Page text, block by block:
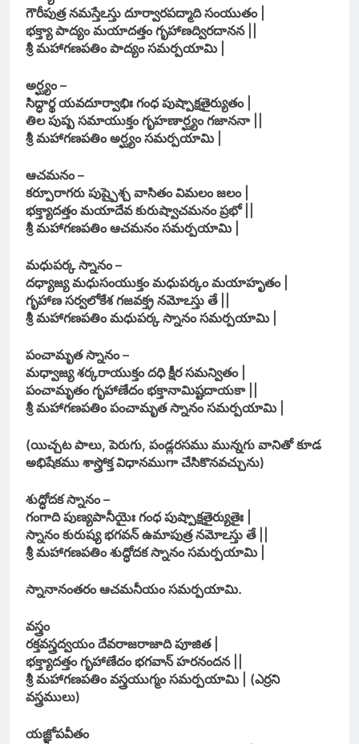
గౌరీపుత్ర నమస్తేఽస్తు దూర్వారపద్మాది సంయుతం |
భక్త్యా పాద్యం మయాదత్తం గృహాణద్విరదానన ||
శ్రీ మహాగణపతిం పాద్యం సమర్పయామి |
అర్ఘ్యం –
సిద్ధార్థ యవదూర్వాభిః గంధ పుష్పాక్షతైర్యుతం |
తిల పుష్ప సమాయుక్తం గృహణార్ఘ్యం గజాననా ||
శ్రీ మహాగణపతిం అర్ఘ్యం సమర్పయామి |
ఆచమనం –
కర్పూరాగరు పుష్పైశ్చ వాసితం విమలం జలం |
భక్త్యాదత్తం మయాదేవ కురుష్వాచమనం ప్రభో ||
శ్రీ మహాగణపతిం ఆచమనం సమర్పయామి |
మధుపర్క స్నానం –
దధ్యాజ్య మధుసంయుక్తం మధుపర్కం మయాహృతం |
గృహాణ సర్వలోకేశ గజవక్త్ర నమోఽస్తు తే ||
శ్రీ మహాగణపతిం మధుపర్క స్నానం సమర్పయామి |
పంచామృత స్నానం –
మధ్వాజ్య శర్కరాయుక్తం దధి క్షీర సమన్వితం |
పంచామృతం గృహాణేదం భక్తానామిష్టదాయకా ||
శ్రీ మహాగణపతిం పంచామృత స్నానం సమర్పయామి |
(యిచ్చట పాలు, పెరుగు, పండ్లరసము మున్నగు వానితో కూడ
అభిషేకము శాస్త్రోక్త విధానముగా చేసికొనవచ్చును)
శుద్ధోదక స్నానం –
గంగాది పుణ్యపానీయైః గంధ పుష్పాక్షతైర్యుతైః |
స్నానం కురుష్య భగవన్ ఉమాపుత్ర నమోఽస్తు తే ||
శ్రీ మహాగణపతిం శుద్ధోదక స్నానం సమర్పయామి |
స్నానానంతరం ఆచమనీయం సమర్పయామి.
వస్త్రం
రక్తవస్త్రద్వయం దేవరాజరాజాది పూజిత |
భక్త్యాదత్తం గృహాణేదం భగవాన్ హరనందన ||
శ్రీ మహాగణపతిం వస్త్రయుగ్మం సమర్పయామి | (ఎర్రని
వస్త్రములు)
యజ్ఞోపవీతం